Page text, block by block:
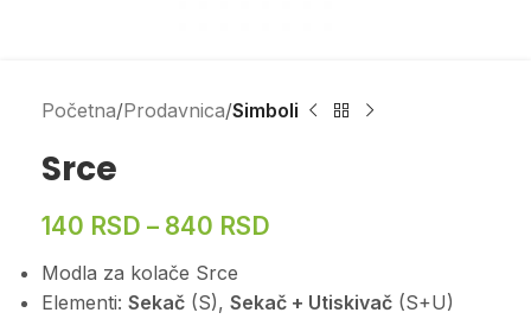
Početna Prodavnica Simboli
Srce
140 RSD – 840 RSD
Modla za kolače Srce
Elementi: Sekač (S), Sekač + Utiskivač (S+U)